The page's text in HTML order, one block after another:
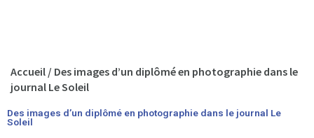
Accueil / Des images d’un diplômé en photographie dans le
journal Le Soleil
Des images d’un diplômé en photographie dans le journal Le
Soleil